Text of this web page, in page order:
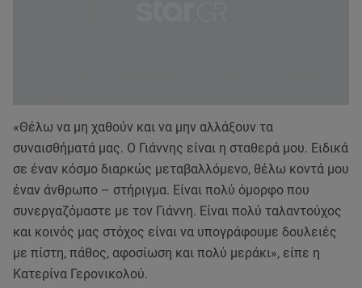
«Θέλω να μη χαθούν και να μην αλλάξουν τα
συναισθήματά μας. Ο Γιάννης είναι η σταθερά μου. Ειδικά
σε έναν κόσμο διαρκώς μεταβαλλόμενο, θέλω κοντά μου
έναν άνθρωπο – στήριγμα. Είναι πολύ όμορφο που
συνεργαζόμαστε με τον Γιάννη. Είναι πολύ ταλαντούχος
και κοινός μας στόχος είναι να υπογράφουμε δουλειές
με πίστη, πάθος, αφοσίωση και πολύ μεράκι», είπε η
Κατερίνα Γερονικολού.